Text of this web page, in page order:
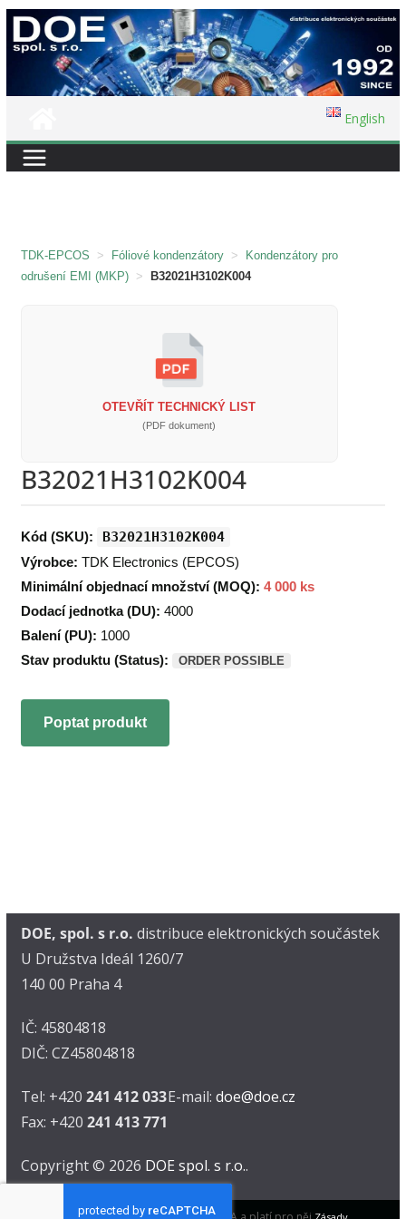
Přeskočit
na
English
TDK-EPCOS > Fóliové kondenzátory >
Kondenzátory pro
odrušení EMI (MKP) > B32021H3102K004
OTEVŘÍT TECHNICKÝ LIST
(PDF dokument)
B32021H3102K004
Kód (SKU): B32021H3102K004
Výrobce: TDK Electronics (EPCOS)
Minimální objednací množství (MOQ): 4 000 ks
Dodací jednotka (DU): 4000
Balení (PU): 1000
Stav produktu (Status):
ORDER POSSIBLE
Poptat produkt
DOE, spol. s r.o. distribuce elektronických součástek
U Družstva Ideál 1260/7
140 00 Praha 4
IČ: 45804818
DIČ: CZ45804818
Tel: +420 241 412 033
Fax: +420 241 413 771
E-mail: doe@doe.cz
Copyright © 2026 DOE spol. s r.o..